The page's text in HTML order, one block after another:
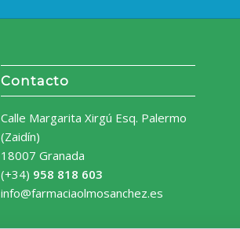
Contacto
Calle Margarita Xirgú Esq. Palermo
(Zaidín)
18007 Granada
(+34) 958 818 603
info@farmaciaolmosanchez.es